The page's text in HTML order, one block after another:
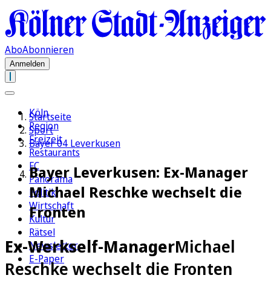
AboAbonnieren
Anmelden
Köln
Region
Freizeit
Restaurants
FC
Panorama
Politik
Wirtschaft
Kultur
Rätsel
Newsletter
E-Paper
Startseite
Sport
Bayer 04 Leverkusen
Bayer Leverkusen: Ex-Manager
Michael Reschke wechselt die
Fronten
Ex-Werkself-ManagerMichael
Reschke wechselt die Fronten